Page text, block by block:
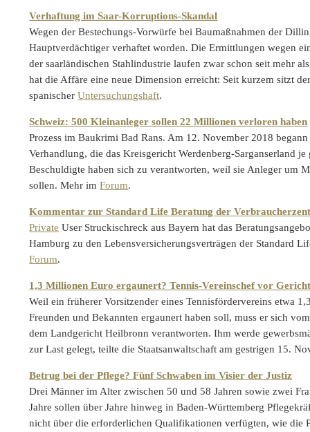
Verhaftung im Saar-Korruptions-Skandal
Wegen der Bestechungs-Vorwürfe bei Baumaßnahmen der
Hauptverdächtiger verhaftet worden. Die Ermittlungen wegen
der saarländischen Stahlindustrie laufen zwar schon seit mehr
hat die Affäre eine neue Dimension erreicht: Seit kurzem sitzt
spanischerUntersuchungshaft.
Schweiz: 500 Kleinanleger sollen 22 Millionen verloren haben
Prozess im Baukrimi Bad Rans. Am 12. November 2018
Verhandlung, die das Kreisgericht Werdenberg-Sarganserland je
Beschuldigte haben sich zu verantworten, weil sie Anleger um
sollen. Mehr imForum.
Kommentar zur Standard Life Beratung der
Private User Struckischreck aus Bayern hat das
Hamburg zu den Lebensversicherungsverträgen der Standard
Forum.
1,3 Millionen Euro ergaunert? Tennis-Vereinschef vor
Weil ein früherer Vorsitzender eines Tennisfördervereins etwa
Freunden und Bekannten ergaunert haben soll, muss er sich
dem Landgericht Heilbronn verantworten. Ihm werde
zur Last gelegt, teilte die Staatsanwaltschaft am gestrigen 15.
Betrug bei der Pflege? Fünf Schwaben im Visier der Justiz
Drei Männer im Alter zwischen 50 und 58 Jahren sowie zwei
Jahre sollen über Jahre hinweg in Baden-Württemberg
nicht über die erforderlichen Qualifikationen verfügten, wie die